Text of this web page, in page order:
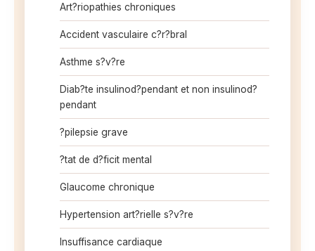
Art?riopathies chroniques
Accident vasculaire c?r?bral
Asthme s?v?re
Diab?te insulinod?pendant et non insulinod?
pendant
?pilepsie grave
?tat de d?ficit mental
Glaucome chronique
Hypertension art?rielle s?v?re
Insuffisance cardiaque